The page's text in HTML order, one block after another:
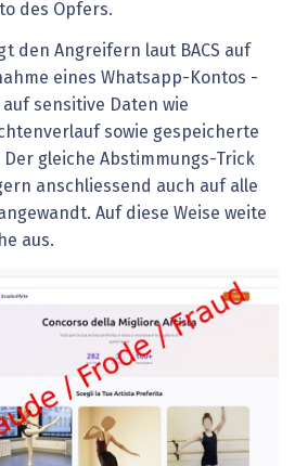
des Opfers.
den Angreifern laut BACS auf
eines Whatsapp-Kontos -
sensitive Daten wie
sowie gespeicherte
gleiche Abstimmungs-Trick
anschliessend auch auf alle
Auf diese Weise weite
aus.